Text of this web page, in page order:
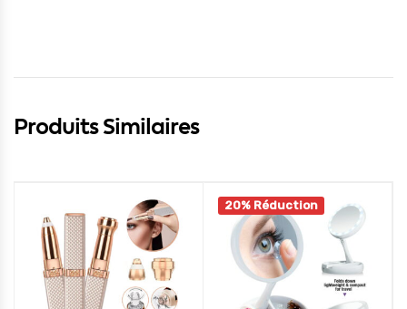
Produits Similaires
20% Réduction